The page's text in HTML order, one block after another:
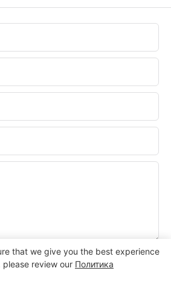
Сейчас
that we give you the best experience
review our Политика